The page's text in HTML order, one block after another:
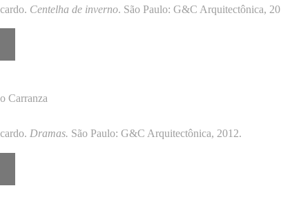
Centelha de inverno. São Paulo: G&C Arquitectônica,
Carranza
Dramas. São Paulo: G&C Arquitectônica, 2012.